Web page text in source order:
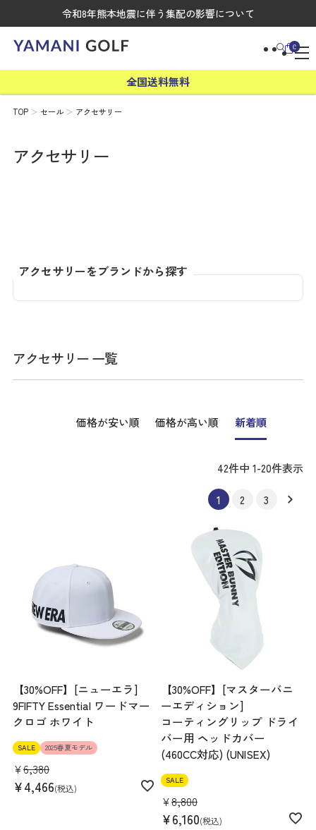
令和8年熊本地震に伴う集配の影響について
0
全国送料無料
TOP セール アクセサリー
アクセサリー
アクセサリーをブランドから探す
アクセサリー 一覧
価格が安い順 価格が高い順 新着順
42件中 1-20件表示
1 2 3
【30%OFF】[ニューエラ]
9FIFTY Essential ワードマー
クロゴ ホワイト
SALE 2025春夏モデル
¥6,380
¥4,466 税込
【30%OFF】[マスターバニ
ーエディション]
コーティングリップ ドライ
バー用 ヘッドカバー
(460CC対応) (UNISEX)
SALE
¥8,800
¥6,160 税込